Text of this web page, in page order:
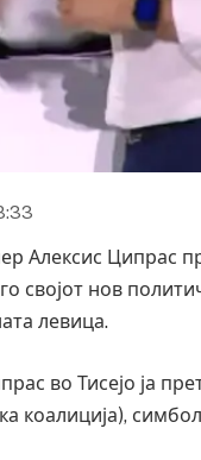
Алексис Ципрас
својот нов
левица.
во Тисејо ја
коалиција),